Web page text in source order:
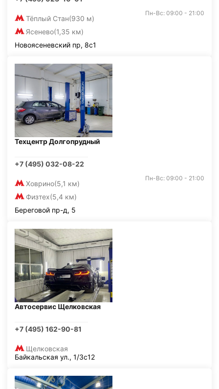
Тёплый Стан(930 м)
Ясенево(1,35 км)
Пн-Вс: 09:00 - 21:00
Новоясеневский пр, 8с1
Техцентр Долгопрудный
+7 (495) 032-08-22
Ховрино(5,1 км)
Физтех(5,4 км)
Пн-Вс: 09:00 - 21:00
Береговой пр-д, 5
Автосервис Щелковская
+7 (495) 162-90-81
Щелковская
Байкальская ул., 1/3с12